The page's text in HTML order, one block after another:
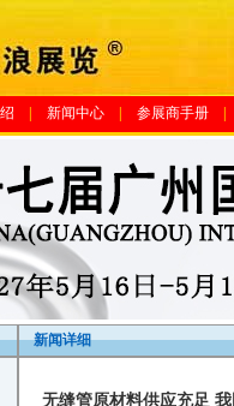
新闻中心 参展商手册|
新闻详细
无缝管原材料供应充足